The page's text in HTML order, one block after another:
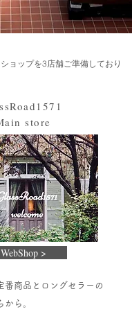
ョップを3店舗ご準備しており
store
WebShop >
番商品とロングセラーの
から。